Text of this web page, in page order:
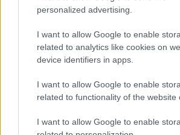
personalized advertising.
I want to allow Google to enable
related to analytics like cookies on
device identifiers in apps.
I want to allow Google to enable
related to functionality of the website
I want to allow Google to enable